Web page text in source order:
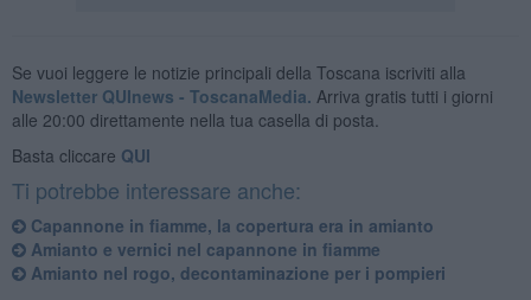
Se vuoi leggere le notizie principali della Toscana iscriviti alla
Newsletter QUInews - ToscanaMedia. Arriva gratis tutti i giorni
alle 20:00 direttamente nella tua casella di posta.
Basta cliccare QUI
Ti potrebbe interessare anche:
Capannone in fiamme, la copertura era in amianto
Amianto e vernici nel capannone in fiamme
Amianto nel rogo, decontaminazione per i pompieri